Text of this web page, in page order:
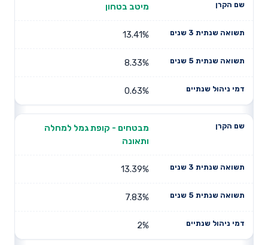
מיטב בטחון
13.41%
8.33%
0.63%
מבטחים - קופת גמל למחלה
ותאונה
13.39%
7.83%
2%